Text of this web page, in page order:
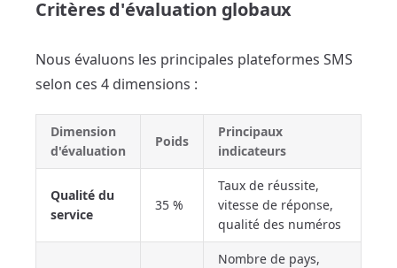
Critères d'évaluation globaux
Nous évaluons les principales plateformes SMS
selon ces 4 dimensions :
Dimension
d'évaluation
Poids
Principaux
indicateurs
Qualité du
service
35 %
Taux de réussite,
vitesse de réponse,
qualité des numéros
Nombre de pays,